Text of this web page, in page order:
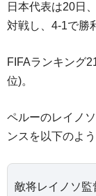
日本代表は20日
対戦し、4-1で勝
FIFAランキング
位)。
ペルーのレイノ
ンスを以下のよ
敵将レイノソ監